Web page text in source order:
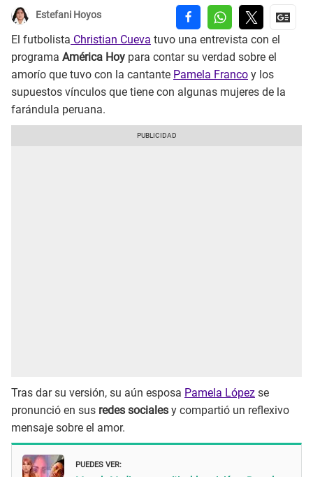
Estefani Hoyos
El futbolista Christian Cueva tuvo una entrevista con el
programa América Hoy para contar su verdad sobre el
amorío que tuvo con la cantante Pamela Franco y los
supuestos vínculos que tiene con algunas mujeres de la
farándula peruana.
Tras dar su versión, su aún esposa Pamela López se
pronunció en sus redes sociales y compartió un reflexivo
mensaje sobre el amor.
PUEDES VER: